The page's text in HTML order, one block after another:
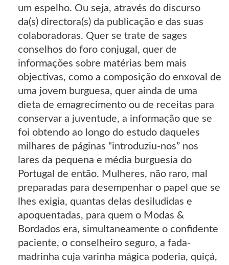
um espelho. Ou seja, através do discurso
da(s) directora(s) da publicação e das suas
colaboradoras. Quer se trate de sages
conselhos do foro conjugal, quer de
informações sobre matérias bem mais
objectivas, como a composição do enxoval de
uma jovem burguesa, quer ainda de uma
dieta de emagrecimento ou de receitas para
conservar a juventude, a informação que se
foi obtendo ao longo do estudo daqueles
milhares de páginas “introduziu-nos” nos
lares da pequena e média burguesia do
Portugal de então. Mulheres, não raro, mal
preparadas para desempenhar o papel que se
lhes exigia, quantas delas desiludidas e
apoquentadas, para quem o Modas &
Bordados era, simultaneamente o confidente
paciente, o conselheiro seguro, a fada-
madrinha cuja varinha mágica poderia, quiçá,